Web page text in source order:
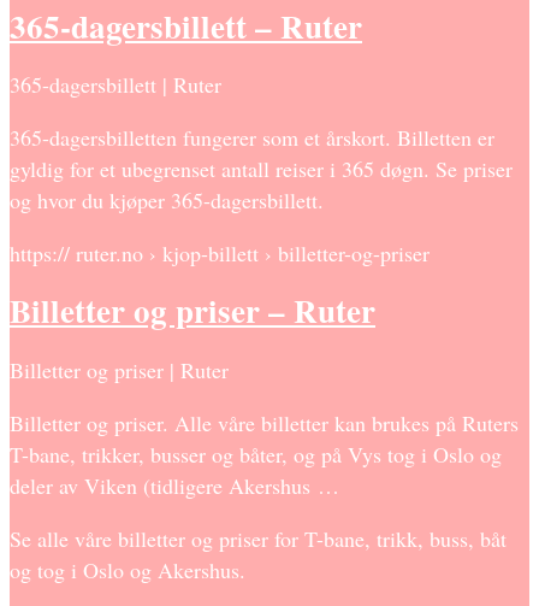
365-dagersbillett – Ruter
365-dagersbillett | Ruter
365-dagersbilletten fungerer som et årskort. Billetten er
gyldig for et ubegrenset antall reiser i 365 døgn. Se priser
og hvor du kjøper 365-dagersbillett.
https:// ruter.no › kjop-billett › billetter-og-priser
Billetter og priser – Ruter
Billetter og priser | Ruter
Billetter og priser. Alle våre billetter kan brukes på Ruters
T-bane, trikker, busser og båter, og på Vys tog i Oslo og
deler av Viken (tidligere Akershus …
Se alle våre billetter og priser for T-bane, trikk, buss, båt
og tog i Oslo og Akershus.